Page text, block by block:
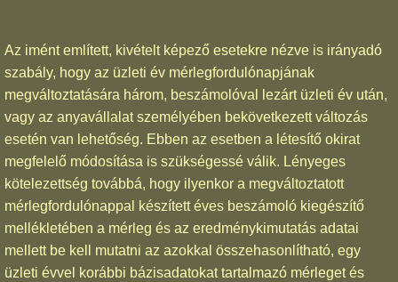
Az imént említett, kivételt képező esetekre nézve is irányadó
szabály, hogy az üzleti év mérlegfordulónapjának
megváltoztatására három, beszámolóval lezárt üzleti év után,
vagy az anyavállalat személyében bekövetkezett változás
esetén van lehetőség. Ebben az esetben a létesítő okirat
megfelelő módosítása is szükségessé válik. Lényeges
kötelezettség továbbá, hogy ilyenkor a megváltoztatott
mérlegfordulónappal készített éves beszámoló kiegészítő
mellékletében a mérleg és az eredménykimutatás adatai
mellett be kell mutatni az azokkal összehasonlítható, egy
üzleti évvel korábbi bázisadatokat tartalmazó mérleget és